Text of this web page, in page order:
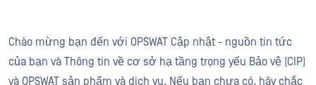
Chào mừng bạn đến với OPSWAT Cập nhật - nguồn tin tức
của bạn và Thông tin về cơ sở hạ tầng trọng yếu Bảo vệ (CIP)
và OPSWAT sản phẩm và dịch vụ. Nếu bạn chưa có, hãy chắc